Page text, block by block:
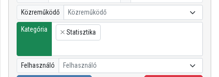
Kategóriák
Intézményi listák
Közreműködők
Közreműködő Közreműködő
Kategória
×
Statisztika
Felhasználó Felhasználó